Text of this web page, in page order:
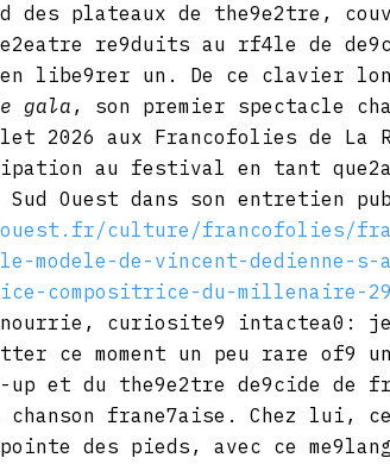
des plateaux de the9e2tre,
re9duits au rf4le de
un. De ce clavier
gala , son premier spectacle
2026 aux Francofolies de La
au festival en tant
Sud Ouest dans son entretien
culture/francofolies/
le-modele-de-vincent-dedienne-
compositrice-du-millenaire-
curiosite9 intactea0: je
ce moment un peu rare of9
up et du the9e2tre de9cide de
frane7aise. Chez lui,
des pieds, avec ce